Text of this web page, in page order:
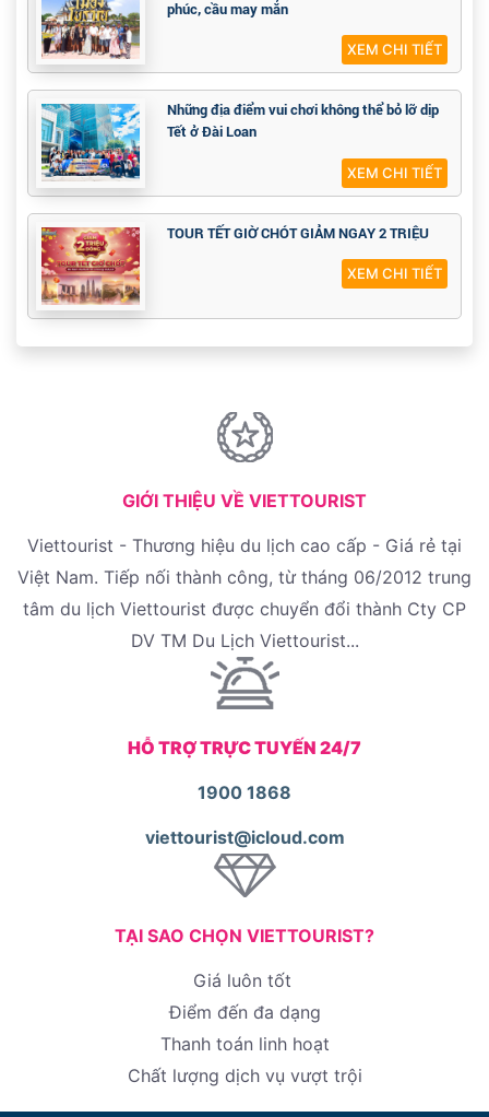
phúc, cầu may mắn
XEM CHI TIẾT
Những địa điểm vui chơi không thể bỏ lỡ dịp
Tết ở Đài Loan
XEM CHI TIẾT
TOUR TẾT GIỜ CHÓT GIẢM NGAY 2 TRIỆU
XEM CHI TIẾT
GIỚI THIỆU VỀ VIETTOURIST
Viettourist - Thương hiệu du lịch cao cấp - Giá rẻ tại
Việt Nam. Tiếp nối thành công, từ tháng 06/2012 trung
tâm du lịch Viettourist được chuyển đổi thành Cty CP
DV TM Du Lịch Viettourist...
HỖ TRỢ TRỰC TUYẾN 24/7
1900 1868
viettourist@icloud.com
TẠI SAO CHỌN VIETTOURIST?
Giá luôn tốt
Điểm đến đa dạng
Thanh toán linh hoạt
Chất lượng dịch vụ vượt trội